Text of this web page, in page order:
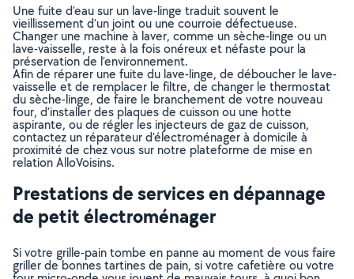
Une fuite d’eau sur un lave-linge traduit souvent le
vieillissement d’un joint ou une courroie défectueuse.
Changer une machine à laver, comme un sèche-linge ou un
lave-vaisselle, reste à la fois onéreux et néfaste pour la
préservation de l’environnement.
Afin de réparer une fuite du lave-linge, de déboucher le lave-
vaisselle et de remplacer le filtre, de changer le thermostat
du sèche-linge, de faire le branchement de votre nouveau
four, d’installer des plaques de cuisson ou une hotte
aspirante, ou de régler les injecteurs de gaz de cuisson,
contactez un réparateur d’électroménager à domicile à
proximité de chez vous sur notre plateforme de mise en
relation AlloVoisins.
Prestations de services en dépannage
de petit électroménager
Si votre grille-pain tombe en panne au moment de vous faire
griller de bonnes tartines de pain, si votre cafetière ou votre